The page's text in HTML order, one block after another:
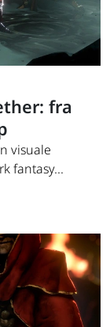
fra
visuale
fantasy...